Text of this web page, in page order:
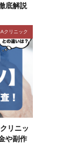
底解説
クリニック
リニッ
や副作